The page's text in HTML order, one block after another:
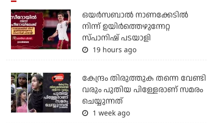
ഒയര്‍സബാൽ നാണക്കേടിൽ
നിന്ന് ഉയിർത്തെഴുന്നേറ്റ
സ്പാനിഷ് പടയാളി
19 hours ago
കേന്ദ്രം തിരുത്തുക തന്നെ വേണ്ടി
വരും പുതിയ പിള്ളേരാണ് സമരം
ചെയ്യുന്നത്
1 week ago